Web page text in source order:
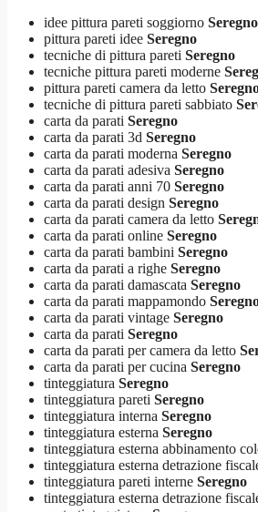
idee pittura pareti soggiorno Seregno
pittura pareti idee Seregno
tecniche di pittura pareti Seregno
tecniche pittura pareti moderne
pittura pareti camera da letto
tecniche di pittura pareti sabbiato
carta da parati Seregno
carta da parati 3d Seregno
carta da parati moderna Seregno
carta da parati adesiva Seregno
carta da parati anni 70 Seregno
carta da parati design Seregno
carta da parati camera da letto
carta da parati online Seregno
carta da parati bambini Seregno
carta da parati a righe Seregno
carta da parati damascata Seregno
carta da parati mappamondo
carta da parati vintage Seregno
carta da parati Seregno
carta da parati per camera da letto
carta da parati per cucina Seregno
tinteggiatura Seregno
tinteggiatura pareti Seregno
tinteggiatura interna Seregno
tinteggiatura esterna Seregno
tinteggiatura esterna abbinamento
tinteggiatura esterna detrazione
tinteggiatura pareti interne Seregno
tinteggiatura esterna detrazione